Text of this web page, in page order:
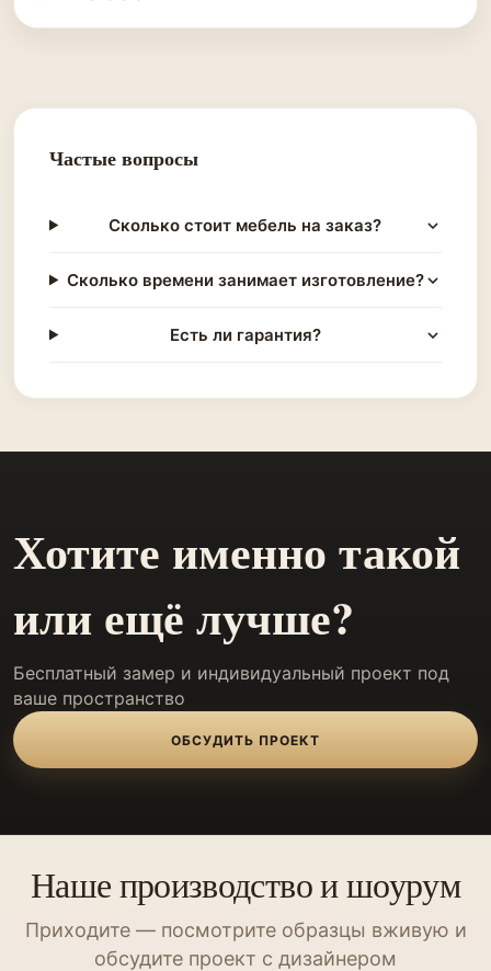
Частые вопросы
Сколько стоит мебель на заказ?
Сколько времени занимает изготовление?
Есть ли гарантия?
Хотите именно такой
или ещё лучше?
Бесплатный замер и индивидуальный проект под
ваше пространство
ОБСУДИТЬ ПРОЕКТ
Наше производство и шоурум
Приходите — посмотрите образцы вживую и
обсудите проект с дизайнером